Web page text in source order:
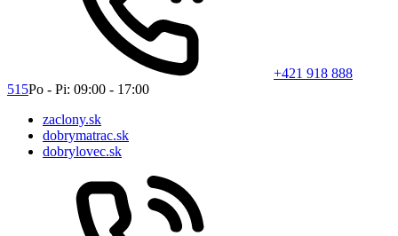
+421 918 888
515Po - Pi: 09:00 - 17:00
zaclony.sk
dobrymatrac.sk
dobrylovec.sk